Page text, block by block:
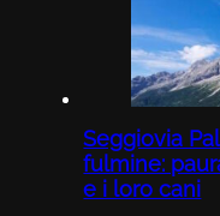
Seggiovia
fulmine:
e i loro cani